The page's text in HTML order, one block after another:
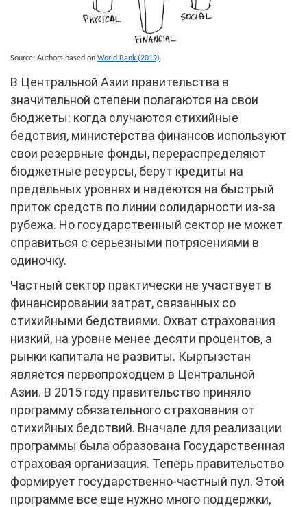
Source: Authors based on World Bank (2019).
В Центральной Азии правительства в
значительной степени полагаются на свои
бюджеты: когда случаются стихийные
бедствия, министерства финансов используют
свои резервные фонды, перераспределяют
бюджетные ресурсы, берут кредиты на
предельных уровнях и надеются на быстрый
приток средств по линии солидарности из-за
рубежа. Но государственный сектор не может
справиться с серьезными потрясениями в
одиночку.
Частный сектор практически не участвует в
финансировании затрат, связанных со
стихийными бедствиями. Охват страхования
низкий, на уровне менее десяти процентов, а
рынки капитала не развиты. Кыргызстан
является первопроходцем в Центральной
Азии. В 2015 году правительство приняло
программу обязательного страхования от
стихийных бедствий. Вначале для реализации
программы была образована Государственная
страховая организация. Теперь правительство
формирует государственно-частный пул. Этой
программе все еще нужно много поддержки,